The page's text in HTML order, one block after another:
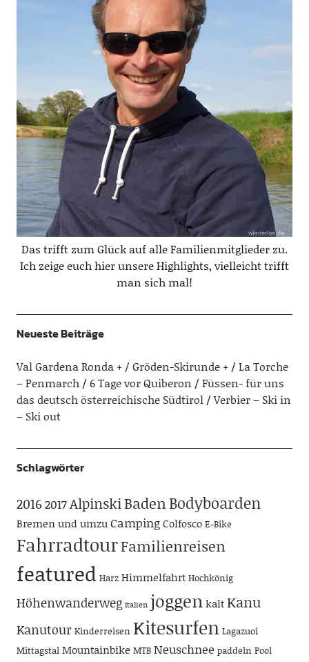
Das trifft zum Glück auf alle Familienmitglieder zu.
Ich zeige euch hier unsere Highlights, vielleicht trifft
man sich mal!
Neueste Beiträge
Val Gardena Ronda + / Gröden-Skirunde +
La Torche
– Penmarch
6 Tage vor Quiberon
Füssen- für uns
das deutsch österreichische Südtirol
Verbier – Ski in
– Ski out
Schlagwörter
2016 2017AlpinskiBaden Bodyboarden
Bremen und umzuCampingColfosco E-Bike
FahrradtourFamilienreisen
featured Harz Himmelfahrt Hochkönig
Höhenwanderweg Italien joggenkaltKanu
Kanutour Kinderreisen Kitesurfen Lagazuoi
Mittagstal Mountainbike MTB Neuschnee paddeln Pool